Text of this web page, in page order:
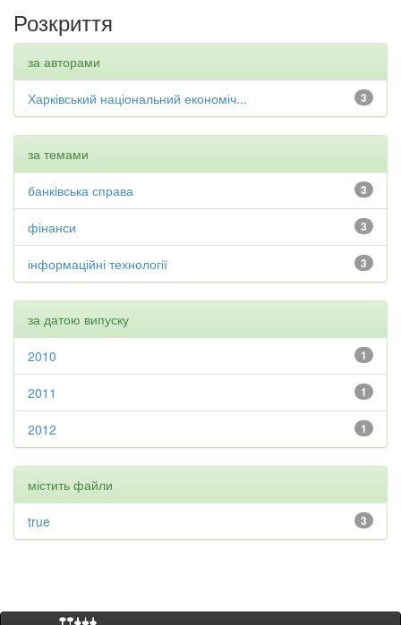
Розкриття
за авторами
3
Харківський національний економіч...
за темами
3
банківська справа
3
фінанси
3
інформаційні технології
за датою випуску
1
2010
1
2011
1
2012
містить файли
3
true